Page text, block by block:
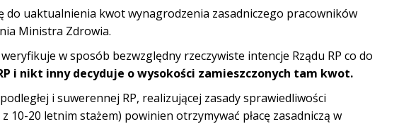
uaktualnienia kwot wynagrodzenia zasadniczego pracowników
Ministra Zdrowia.
w sposób bezwzględny rzeczywiste intencje Rządu RP co do
i nikt inny decyduje o wysokości zamieszczonych tam kwot.
i suwerennej RP, realizującej zasady sprawiedliwości
10-20 letnim stażem) powinien otrzymywać płacę zasadniczą w